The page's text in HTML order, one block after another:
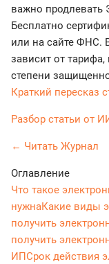
важно продлевать
Бесплатно
или на сайте ФНС.
зависит от
степени
Краткий пересказ
Разбор статьи от
← Читать Журнал
Оглавление
Что такое
нужнаКакие виды
получить
получить
ИПСрок действия